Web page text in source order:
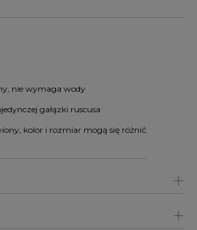
nie wymaga wody
gałązki ruscusa
kolor i rozmiar mogą się różnić